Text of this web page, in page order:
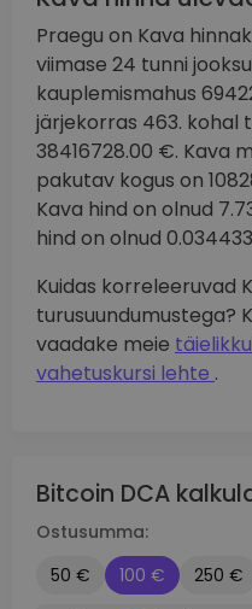
Praegu on Kava
viimase 24 tunni
kauplemismahus
järjekorras 463. kohal
38416728.00 €. Kava
pakutav kogus on
Kava hind on olnud
hind on olnud
Kuidas korreleeruvad
turusuundumustega?
vaadake meie
vahetuskursi lehte .
Bitcoin DCA
Ostusumma:
50 €
100 € 250 €